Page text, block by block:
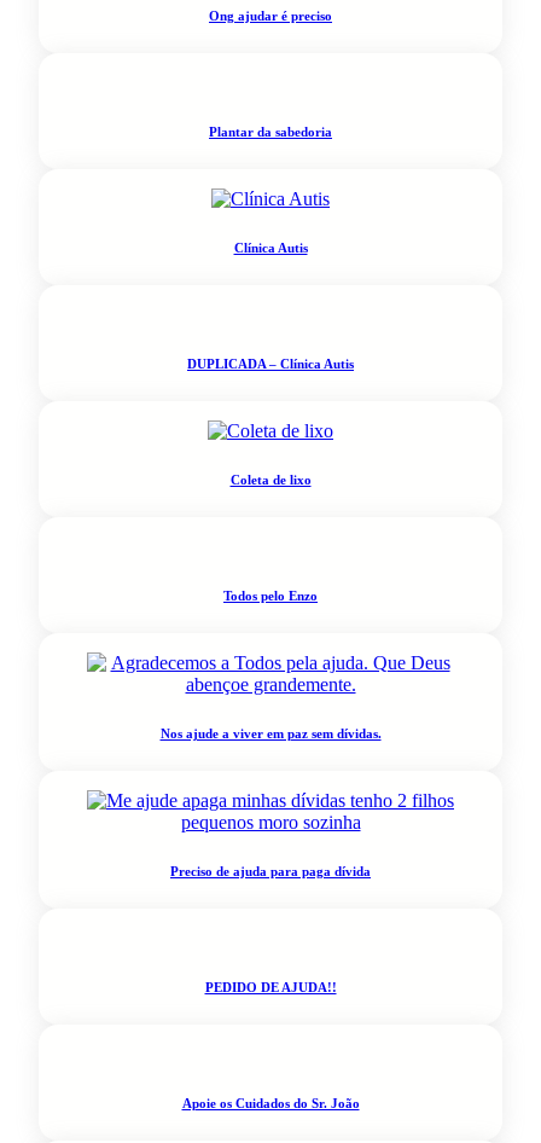
Ong ajudar é preciso
Plantar da sabedoria
Clínica Autis
DUPLICADA – Clínica Autis
Coleta de lixo
Todos pelo Enzo
Nos ajude a viver em paz sem dívidas.
Preciso de ajuda para paga dívida
PEDIDO DE AJUDA!!
Apoie os Cuidados do Sr. João